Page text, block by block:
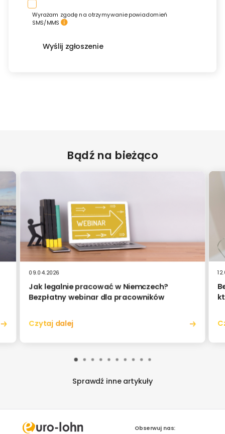
Wyrażam zgodę na otrzymywanie powiadomień
SMS/MMS
Wyślij zgłoszenie
Bądź na bieżąco
09.04.2026
Jak legalnie pracować w Niemczech?
Bezpłatny webinar dla pracowników
Czytaj dalej
Sprawdź inne artykuły
Obserwuj nas: